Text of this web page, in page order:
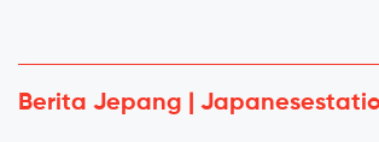
Berita Jepang |